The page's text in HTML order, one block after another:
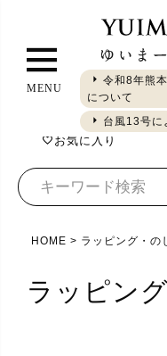
MENU
令和8年熊
について
台風13号に
やちむん 琉
お気に入り
HOME ラッピング・の
ラッピン